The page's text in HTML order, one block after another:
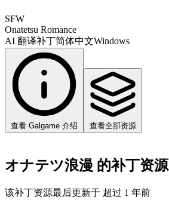
SFW
Onatetsu Romance
AI 翻译补丁简体中文Windows
查看 Galgame 介绍 查看全部资源
オナテツ浪漫 的补丁资源
该补丁资源最后更新于 超过 1 年前